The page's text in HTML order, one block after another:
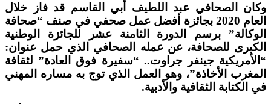
وكان الصحافي عبد اللطيف أبي القاسم قد فاز خلال
العام 2020 بجائزة أفضل عمل صحفي في صنف “صحافة
الوكالة” برسم الدورة الثامنة عشر للجائزة الوطنية
الكبرى للصحافة، عن عمله الصحافي الذي حمل عنوان:
“الأمريكية جينفر جراوت.. “سفيرة فوق العادة” لثقافة
المغرب الأخاذة”، وهو العمل الذي توج به مساره المهني
في الكتابة الثقافية والأدبية.